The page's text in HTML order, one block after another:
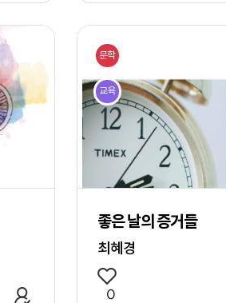
관심 작품 추가
문학
교육
좋은 날의 증거들
최혜경
0